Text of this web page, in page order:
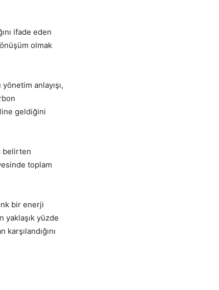
ifade eden
olmak
anlayışı,
geldiğini
belirten
toplam
bir enerji
yaklaşık yüzde